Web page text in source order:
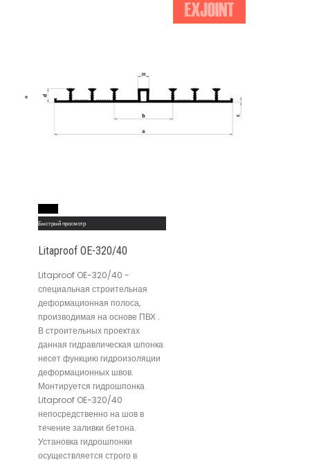
Быстрый просмотр
Litaproof OE-320/40
Litaproof OE-320/40 -
специальная строительная
деформационная полоса,
производимая на основе ПВХ .
В строительных проектах
данная гидравлическая шпонка
несет функцию гидроизоляции
деформационных швов.
Монтируется гидрошпонка
Litaproof OE-320/40
непосредственно на шов в
течение заливки бетона.
Установка гидрошпонки
осуществляется строго в